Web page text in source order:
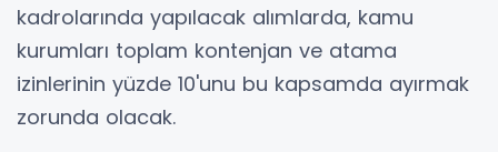
kadrolarında yapılacak alımlarda, kamu
kurumları toplam kontenjan ve atama
izinlerinin yüzde 10'unu bu kapsamda ayırmak
zorunda olacak.